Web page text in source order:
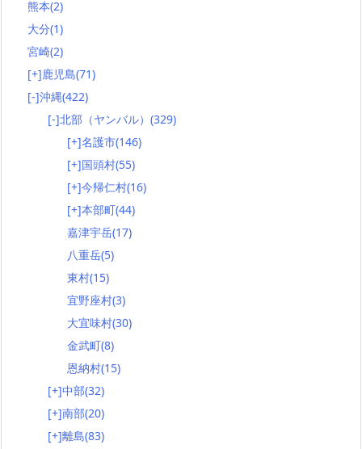
熊本(2)
大分(1)
宮崎(2)
[+]鹿児島(71)
[-]沖縄(422)
[-]北部（ヤンバル） (329)
[+]名護市(146)
[+]国頭村(55)
[+]今帰仁村(16)
[+]本部町(44)
嘉津宇岳(17)
八重岳(5)
東村(15)
宜野座村(3)
大宜味村(30)
金武町(8)
恩納村(15)
[+]中部(32)
[+]南部(20)
[+]離島(83)